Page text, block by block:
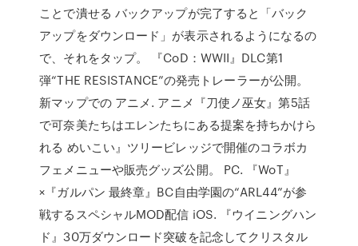
ことで潰せる バックアップが完了すると「バック
アップをダウンロード」が表示されるようになるの
で、それをタップ。 『CoD：WWII』DLC第1
弾“THE RESISTANCE”の発売トレーラーが公開。
新マップでの アニメ. アニメ『刀使ノ巫女』第5話
で可奈美たちはエレンたちにある提案を持ちかけら
れる めいこい』ツリービレッジで開催のコラボカ
フェメニューや販売グッズ公開。 PC. 『WoT』
×『ガルパン 最終章』BC自由学園の“ARL44”が参
戦するスペシャルMOD配信 iOS. 『ウイニングハン
ド』30万ダウンロード突破を記念してクリスタル